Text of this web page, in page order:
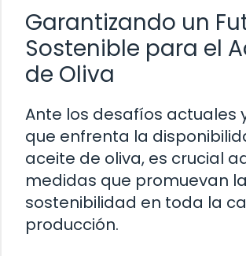
Garantizando un
Sostenible para el
de Oliva
Ante los desafíos actuales
que enfrenta la
aceite de oliva, es crucial
medidas que promuevan la
sostenibilidad en toda la
producción.